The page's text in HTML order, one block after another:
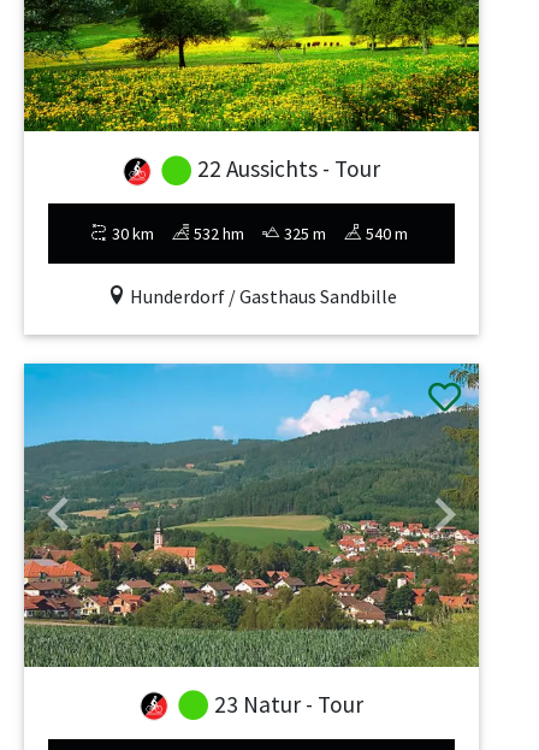
22 Aussichts - Tour
30 km 532 hm 325 m 540 m
Hunderdorf / Gasthaus Sandbille
Previous Next
23 Natur - Tour